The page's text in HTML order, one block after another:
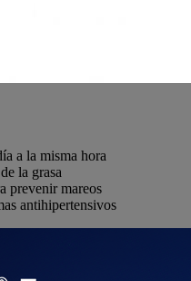
a la misma hora
la grasa
prevenir mareos
antihipertensivos